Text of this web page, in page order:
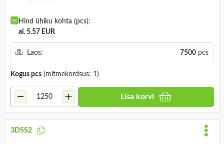
Hind ühiku kohta (pcs):
al. 5.57 EUR
Laos: 7500pcs
Kogus pcs(mitmekordsus: 1)
Lisa korvi
3DSS2